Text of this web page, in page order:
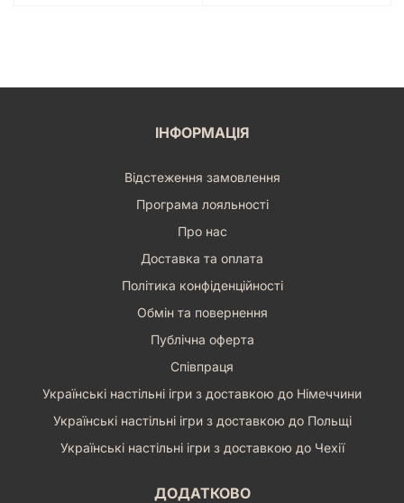
ІНФОРМАЦІЯ
Відстеження замовлення
Програма лояльності
Про нас
Доставка та оплата
Політика конфіденційності
Обмін та повернення
Публічна оферта
Співпраця
Українські настільні ігри з доставкою до Німеччини
Українські настільні ігри з доставкою до Польщі
Українські настільні ігри з доставкою до Чехії
ДОДАТКОВО